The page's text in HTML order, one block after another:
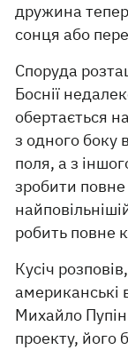
дружина
сонця або
Споруда
Боснії
обертається
з одного боку
поля, а з
зробити
робить повне
Кусіч
американські
Михайло
проекту, його